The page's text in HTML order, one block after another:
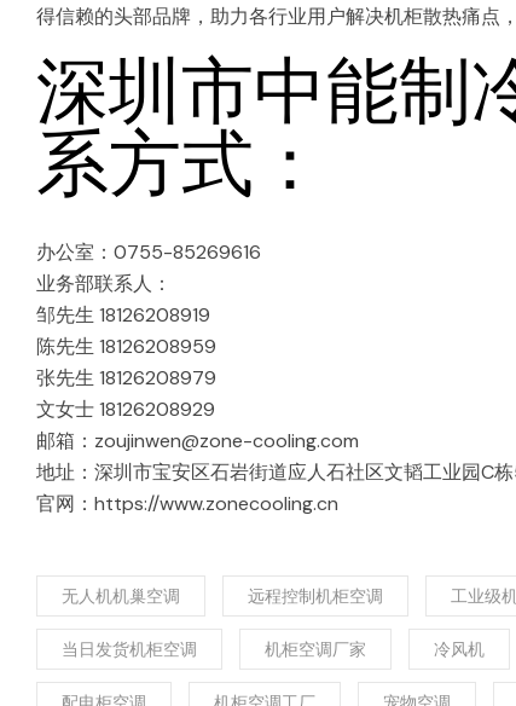
得信赖的头部品牌，助力各行业用户解决机柜散热痛点
深圳市中能制
系方式：
办公室：0755-85269616
业务部联系人：
邹先生 18126208919
陈先生 18126208959
张先生 18126208979
文女士 18126208929
邮箱：zoujinwen@zone-cooling.com
地址：深圳市宝安区石岩街道应人石社区文韬工业园C
官网：https://www.zonecooling.cn
无人机机巢空调 远程控制机柜空调 工业级
当日发货机柜空调 机柜空调厂家 冷风机